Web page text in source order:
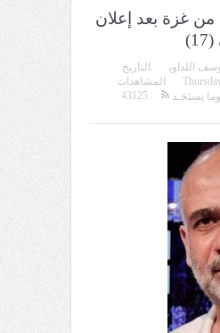
غزة بعد إعلان
اللداوي
التاريخ
يستَجَـد
المشاهدات
43125